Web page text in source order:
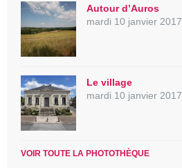
Autour d’Auros
mardi 10 janvier 2017
Le village
mardi 10 janvier 2017
VOIR TOUTE LA PHOTOTHÈQUE